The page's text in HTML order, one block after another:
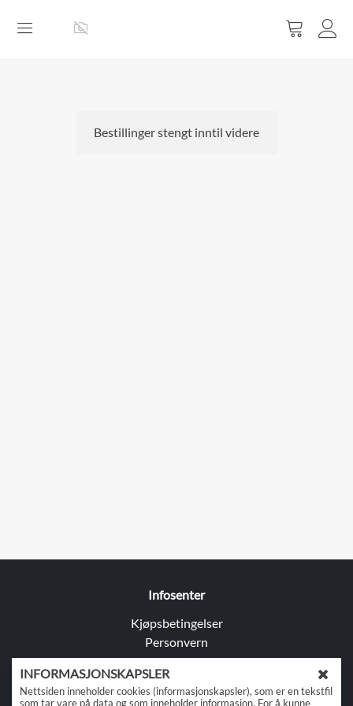
L
INFORMASJONSKAPSLER
Nettsiden inneholder cookies (informasjonskapsler), som er en tekstfil
som tar vare på data og som inneholder informasjon. For å kunne
Bestillinger stengt inntil videre
Infosenter
Kjøpsbetingelser
Personvern
Kontakt oss
Adresse: Tomteveien 25, 1618 Fredrikstad